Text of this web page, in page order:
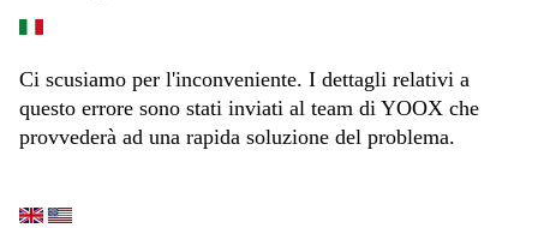
Ci scusiamo per l'inconveniente. I dettagli relativi a
questo errore sono stati inviati al team di YOOX che
provvederà ad una rapida soluzione del problema.